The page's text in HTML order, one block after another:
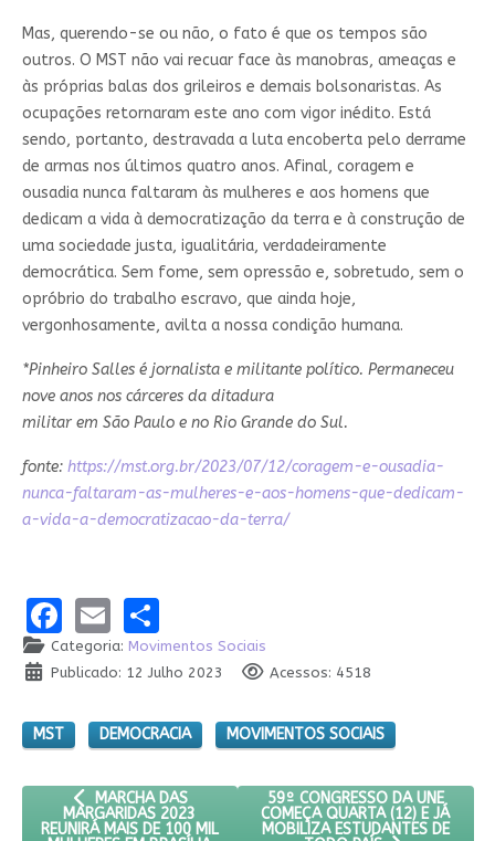
Mas, querendo-se ou não, o fato é que os tempos são
outros. O MST não vai recuar face às manobras, ameaças e
às próprias balas dos grileiros e demais bolsonaristas. As
ocupações retornaram este ano com vigor inédito. Está
sendo, portanto, destravada a luta encoberta pelo derrame
de armas nos últimos quatro anos. Afinal, coragem e
ousadia nunca faltaram às mulheres e aos homens que
dedicam a vida à democratização da terra e à construção de
uma sociedade justa, igualitária, verdadeiramente
democrática. Sem fome, sem opressão e, sobretudo, sem o
opróbrio do trabalho escravo, que ainda hoje,
vergonhosamente, avilta a nossa condição humana.
*Pinheiro Salles é jornalista e militante político. Permaneceu
nove anos nos cárceres da ditadura
militar em São Paulo e no Rio Grande do Sul.
fonte: https://mst.org.br/2023/07/12/coragem-e-ousadia-
nunca-faltaram-as-mulheres-e-aos-homens-que-dedicam-
a-vida-a-democratizacao-da-terra/
Facebook
EmailShare
Categoria: Movimentos Sociais
Publicado: 12 Julho 2023
Acessos: 4518
MST DEMOCRACIA MOVIMENTOS SOCIAIS
ARTIGO ANTERIOR: MARCHA DAS MARGARIDAS 2023
MARCHA DAS
MARGARIDAS 2023
REUNIRÁ MAIS DE 100 MIL
PRÓXIMO ARTIGO: 59º
59º CONGRESSO DA UNE
COMEÇA QUARTA (12) E JÁ
MOBILIZA ESTUDANTES DE